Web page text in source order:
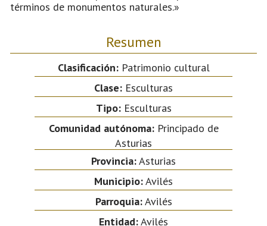
términos de monumentos naturales.»
Resumen
Clasificación:Patrimonio cultural
Clase: Esculturas
Tipo:Esculturas
Comunidad autónoma:Principado de
Asturias
Provincia:Asturias
Municipio:Avilés
Parroquia:Avilés
Entidad:Avilés